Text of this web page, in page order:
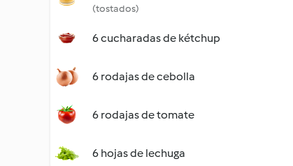
(tostados)
6 cucharadas de kétchup
6 rodajas de cebolla
6 rodajas de tomate
6 hojas de lechuga